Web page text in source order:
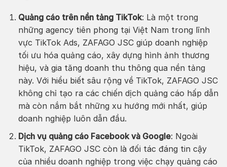
Quảng cáo trên nền tảng TikTok: Là một trong
những agency tiên phong tại Việt Nam trong lĩnh
vực TikTok Ads, ZAFAGO JSC giúp doanh nghiệp
tối ưu hóa quảng cáo, xây dựng hình ảnh thương
hiệu, và gia tăng doanh thu thông qua nền tảng
này. Với hiểu biết sâu rộng về TikTok, ZAFAGO JSC
không chỉ tạo ra các chiến dịch quảng cáo hấp dẫn
mà còn nắm bắt những xu hướng mới nhất, giúp
doanh nghiệp luôn dẫn đầu.
Dịch vụ quảng cáo Facebook và Google: Ngoài
TikTok, ZAFAGO JSC còn là đối tác đáng tin cậy
của nhiều doanh nghiệp trong việc chạy quảng cáo